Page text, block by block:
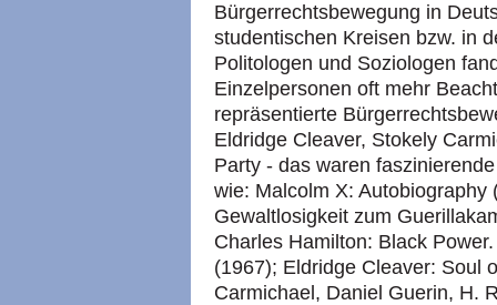
Bürgerrechtsbewegung in
studentischen Kreisen bzw. in
Politologen und Soziologen
Einzelpersonen oft mehr
repräsentierte
Eldridge Cleaver, Stokely
Party - das waren
wie: Malcolm X: Autobiography
Gewaltlosigkeit zum
Charles Hamilton: Black
(1967); Eldridge Cleaver: Soul
Carmichael, Daniel Guerin, H.